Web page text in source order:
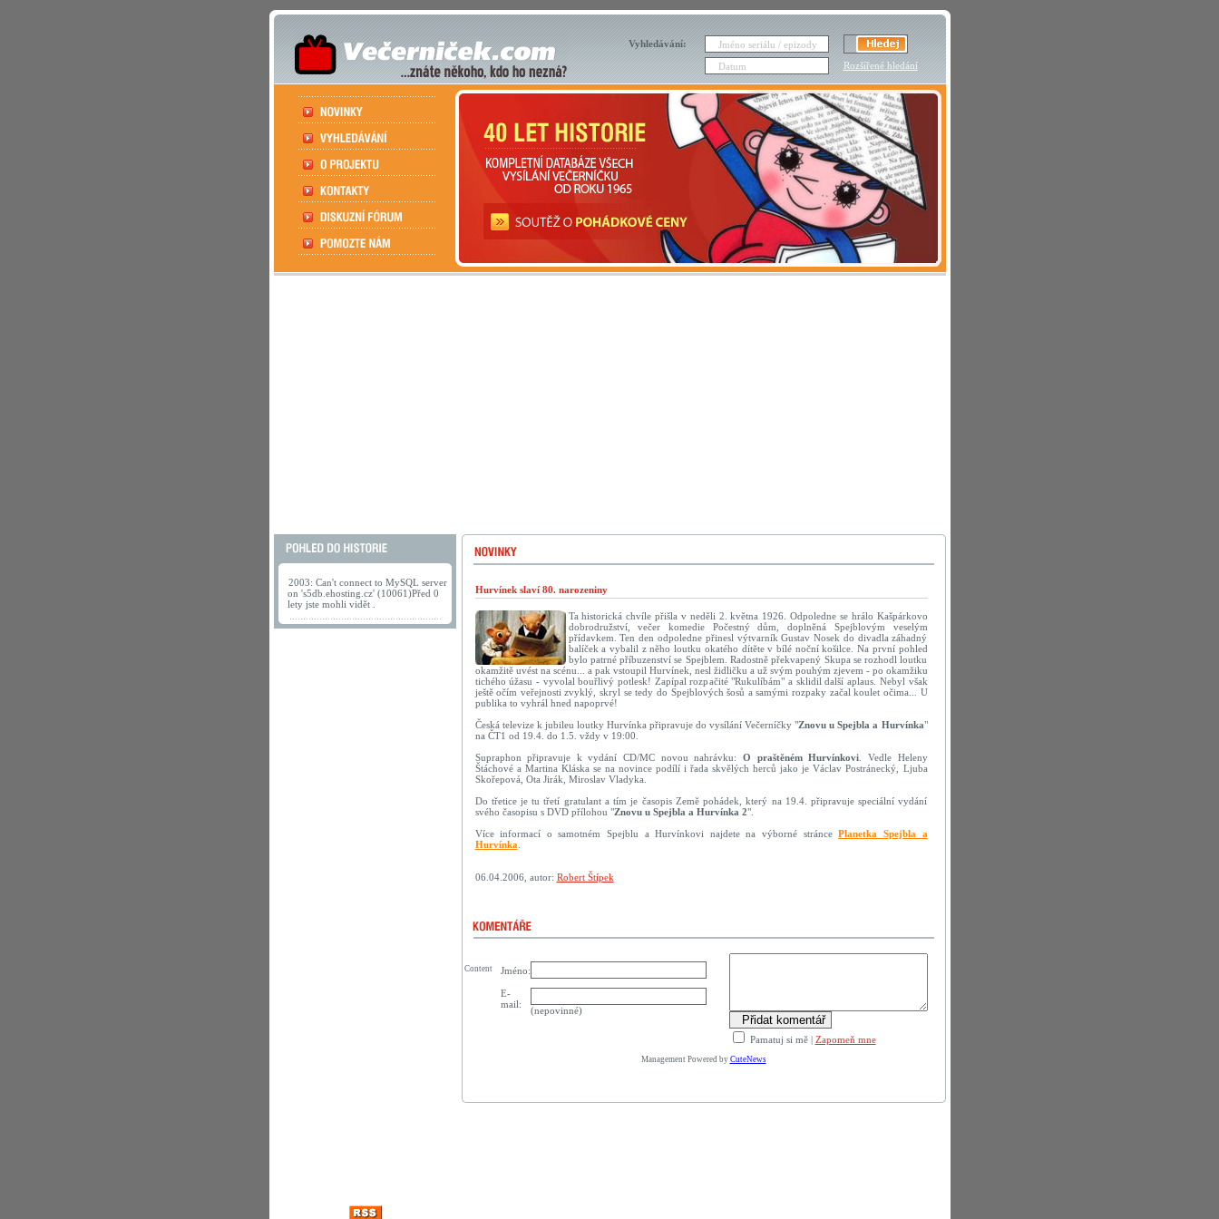
Vyhledávání:
Rozšířené hledání
2003: Can't connect to MySQL server
on 's5db.ehosting.cz' (10061)Před 0
lety jste mohli vidět .
Hurvínek slaví 80. narozeniny
Ta historická chvíle přišla v neděli 2. května 1926. Odpoledne se hrálo Kašpárkovo
dobrodružství, večer komedie Počestný dům, doplněná Spejblovým veselým
přídavkem. Ten den odpoledne přinesl výtvarník Gustav Nosek do divadla záhadný
balíček a vybalil z něho loutku okatého dítěte v bílé noční košilce. Na první pohled
bylo patrné příbuzenství se Spejblem. Radostně překvapený Skupa se rozhodl loutku
okamžitě uvést na scénu... a pak vstoupil Hurvínek, nesl židličku a už svým pouhým zjevem - po okamžiku
tichého úžasu - vyvolal bouřlivý potlesk! Zapípal rozpačité "Rukulíbám" a sklidil další aplaus. Nebyl však
ještě očím veřejnosti zvyklý, skryl se tedy do Spejblových šosů a samými rozpaky začal koulet očima... U
publika to vyhrál hned napoprvé!
Česká televize k jubileu loutky Hurvínka připravuje do vysílání Večerníčky "Znovu u Spejbla a Hurvínka"
na ČT1 od 19.4. do 1.5. vždy v 19:00.
Supraphon připravuje k vydání CD/MC novou nahrávku: O praštěném Hurvínkovi . Vedle Heleny
Štáchové a Martina Kláska se na novince podílí i řada skvělých herců jako je Václav Postránecký, Ljuba
Skořepová, Ota Jirák, Miroslav Vladyka.
Do třetice je tu třetí gratulant a tím je časopis Země pohádek, který na 19.4. připravuje speciální vydání
svého časopisu s DVD přílohou "Znovu u Spejbla a Hurvínka 2".
Více informací o samotném Spejblu a Hurvínkovi najdete na výborné stráncePlanetka Spejbla a
Hurvínka
06.04.2006, autor: Robert Štípek
Jméno:
Pamatuj si mě| Zapomeň mne
E-
mail:
(nepovinné)
Content
Management Powered by CuteNews